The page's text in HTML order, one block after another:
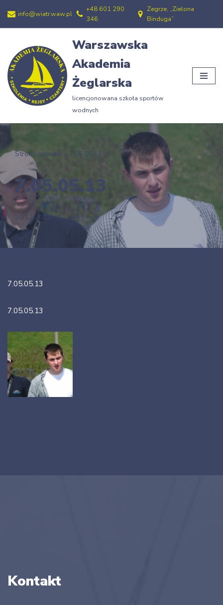
Przejdź
treści
info@wiatr.waw.pl
+48 601 290
346
Zegrze, „Zielona
Binduga”
Warszawska
Akademia
Żeglarska
licencjonowana szkoła sportów
wodnych
Strona główna » 7.05.05.13
7.05.05.13
30/12/2012
7.05.05.13
7.05.05.13
Kontakt